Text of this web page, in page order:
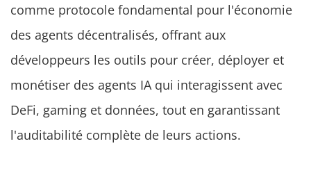
comme protocole fondamental pour l'économie
des agents décentralisés, offrant aux
développeurs les outils pour créer, déployer et
monétiser des agents IA qui interagissent avec
DeFi, gaming et données, tout en garantissant
l'auditabilité complète de leurs actions.